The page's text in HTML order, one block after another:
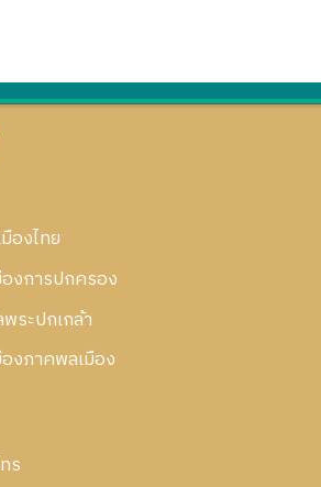
องไทย
งการปกครอง
ระปกเกล้า
งภาคพลเมือง
ร